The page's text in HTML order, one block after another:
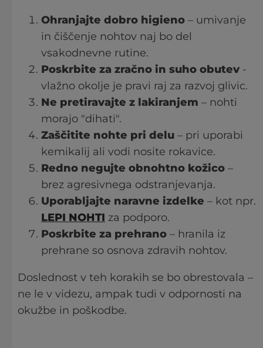
Ohranjajte dobro higieno – umivanje
in čiščenje nohtov naj bo del
vsakodnevne rutine.
Poskrbite za zračno in suho obutev -
vlažno okolje je pravi raj za razvoj glivic.
Ne pretiravajte z lakiranjem – nohti
morajo "dihati".
Zaščitite nohte pri delu – pri uporabi
kemikalij ali vodi nosite rokavice.
Redno negujte obnohtno kožico –
brez agresivnega odstranjevanja.
Uporabljajte naravne izdelke – kot npr.
LEPI NOHTI za podporo.
Poskrbite za prehrano – hranila iz
prehrane so osnova zdravih nohtov.
Doslednost v teh korakih se bo obrestovala –
ne le v videzu, ampak tudi v odpornosti na
okužbe in poškodbe.